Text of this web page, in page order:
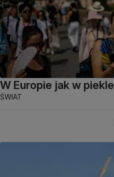
W Europie jak w piekle
ŚWIAT